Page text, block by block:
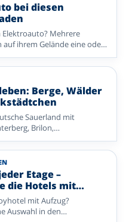
bei diesen
Elektroauto? Mehrere
ihrem Gelände eine oder
Ladesäulen.
Berge, Wälder
Sauerland mit
Brilon,
Bleiwäsche. Ideal zum
und für entspannte
Etage –
die Hotels mit
mit Aufzug?
Auswahl in den